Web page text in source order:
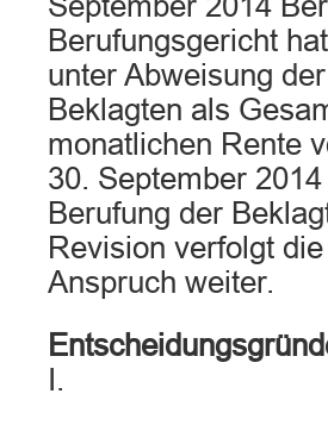
Berufungsgericht
unter Abweisung
Beklagten als
monatlichen Rente
30. September
Berufung der
Revision verfolgt
Anspruch weiter.
I.